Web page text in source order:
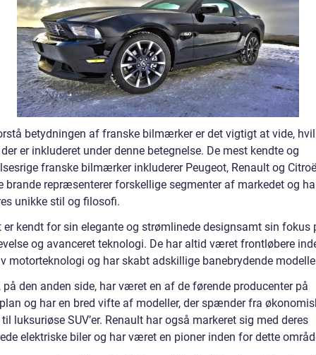
betydningen af franske bilmærker er det vigtigt at vide,
er inkluderet under denne betegnelse. De mest kendte og
franske bilmærker inkluderer Peugeot, Renault og
brande repræsenterer forskellige segmenter af markedet og
unikke stil og filosofi.
er kendt for sin elegante og strømlinede designsamt sin fokus
og avanceret teknologi. De har altid været frontløbere
motorteknologi og har skabt adskillige banebrydende
på den anden side, har været en af de førende producenter på
og har en bred vifte af modeller, der spænder fra
luksuriøse SUV’er. Renault har også markeret sig med deres
elektriske biler og har været en pioner inden for dette